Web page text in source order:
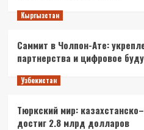
Кыргызстан
Саммит в Чолпон-Ате:
партнерства и цифровое
Узбекистан
Тюркский мир:
достиг 2.8 млрд долларов